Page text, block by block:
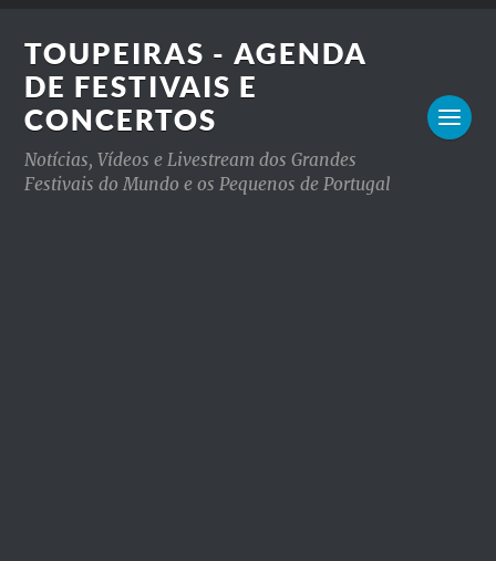
TOUPEIRAS - AGENDA
DE FESTIVAIS E
CONCERTOS
Notícias, Vídeos e Livestream dos Grandes
Festivais do Mundo e os Pequenos de Portugal